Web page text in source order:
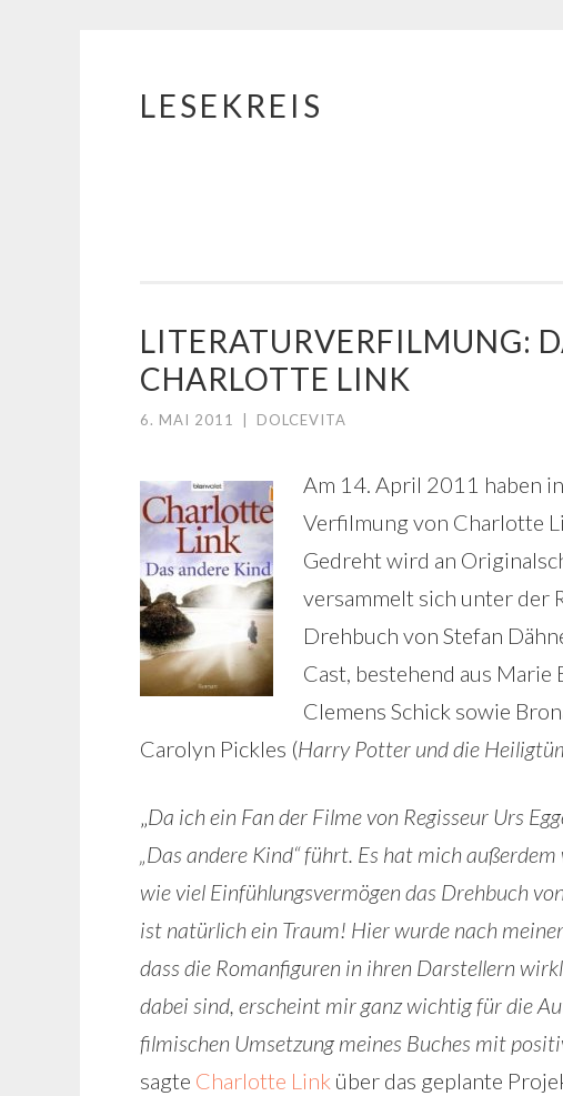
Springe
LESEKREIS
LITERATURVERFILMUNG:
CHARLOTTE LINK
6. MAI 2011 DOLCEVITA
Am 14. April 2011 haben
Verfilmung von Charlotte
Gedreht wird an
versammelt sich unter der
Drehbuch von Stefan
Cast, bestehend aus
Clemens Schick sowie
Carolyn Pickles (Harry Potter und die
„Da ich ein Fan der Filme von Regisseur Urs
„Das andere Kind“ führt. Es hat mich
wie viel Einfühlungsvermögen das Drehbuch
ist natürlich ein Traum! Hier wurde nach
dass die Romanfiguren in ihren Darstellern
dabei sind, erscheint mir ganz wichtig für die
filmischen Umsetzung meines Buches mit
sagte Charlotte Link über das geplante